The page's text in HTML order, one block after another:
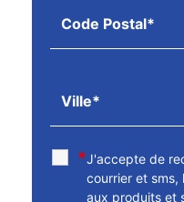
*J'accepte de
courrier et sms,
aux produits et